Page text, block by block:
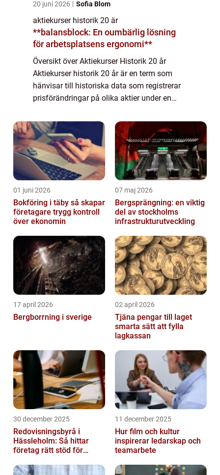
20 juni 2026 Sofia Blom
aktiekurser historik 20 är
**balansblock: En oumbärlig lösning
för arbetsplatsens ergonomi**
Översikt över Aktiekurser Historik 20 år
Aktiekurser historik 20 år är en term som
hänvisar till historiska data som registrerar
prisförändringar på olika aktier under en
informationskälla för både investerare o...
01 juni 2026
Bokföring i täby så skapar
företagare trygg kontroll
över ekonomin
07 maj 2026
Bergsprängning: en viktig
del av stockholms
infrastrukturutveckling
17 april 2026
Bergborrning i sverige
02 april 2026
Tjäna pengar till laget
smarta sätt att fylla
lagkassan
30 december 2025
Redovisningsbyrå i
Hässleholm: Så hittar
företag rätt stöd för
11 december 2025
Hur film och kultur
inspirerar ledarskap och
teamarbete